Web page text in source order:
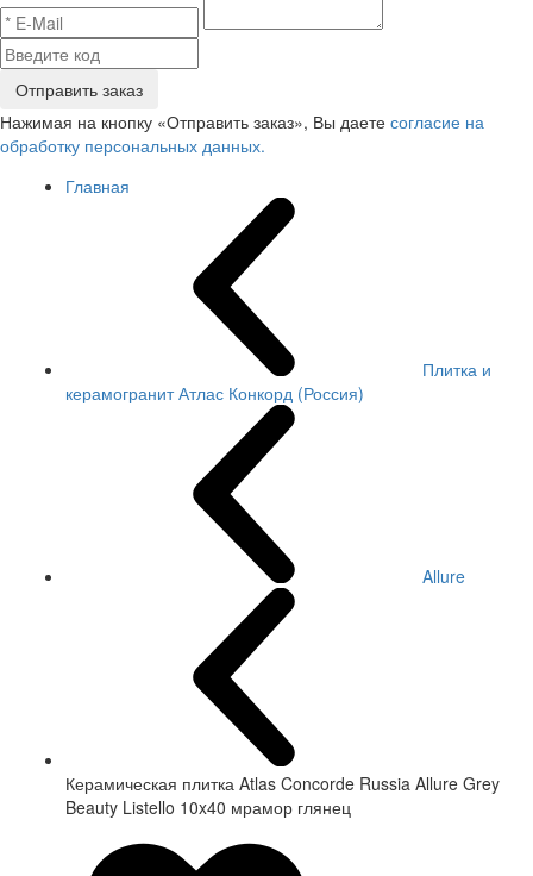
Отправить заказ
Нажимая на кнопку «Отправить заказ», Вы даете согласие на
обработку персональных данных.
Главная
Плитка и
керамогранит Атлас Конкорд (Россия)
Allure
Керамическая плитка Atlas Concorde Russia Allure Grey
Beauty Listello 10x40 мрамор глянец